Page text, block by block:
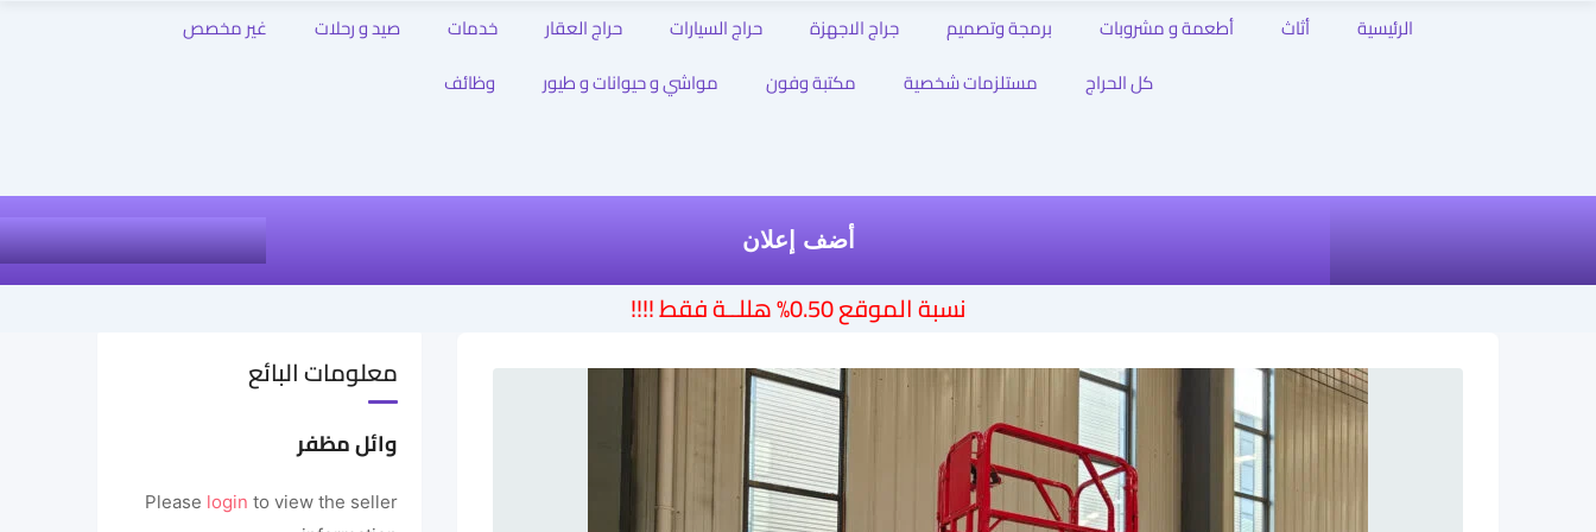
الرئيسية أثاث أطعمة و مشروبات برمجة وتصميم جراج الاجهزة حراج السيارات حراج العقار خدمات صيد و رحلات
غير مخصص
كل الحراج
مستلزمات شخصية مكتبة وفون مواشي و حيوانات و طيور وظائف
أضف إعلان
نسبة الموقع 0.50% هللــة فقط !!!!
معلومات البائع
وائل مظفر
Please login to view the seller